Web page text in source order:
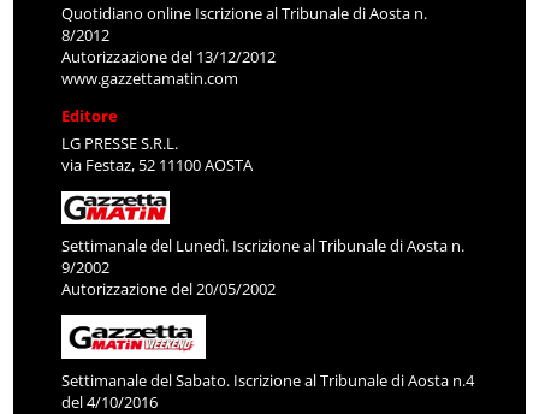
Quotidiano online Iscrizione al Tribunale di Aosta n.
8/2012
Autorizzazione del 13/12/2012
www.gazzettamatin.com
Editore
LG PRESSE S.R.L.
via Festaz, 52 11100 AOSTA
Settimanale del Lunedì. Iscrizione al Tribunale di Aosta n.
9/2002
Autorizzazione del 20/05/2002
Settimanale del Sabato. Iscrizione al Tribunale di Aosta n.4
del 4/10/2016